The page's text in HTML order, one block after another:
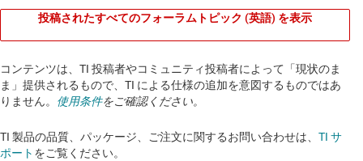
投稿されたすべてのフォーラムトピック (英語) を表示
コンテンツは、TI 投稿者やコミュニティ投稿者によって「現状のま
ま」提供されるもので、TI による仕様の追加を意図するものではあ
りません。 使用条件をご確認ください。
TI 製品の品質、パッケージ、ご注文に関するお問い合わせは、 TI サ
ポート をご覧ください。​​​​​​​​​​​​​​